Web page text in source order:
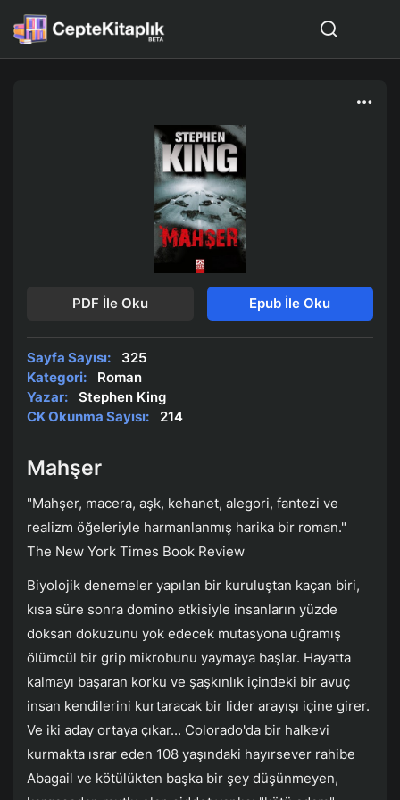
PDF İle Oku Epub İle Oku
Sayfa Sayısı:
325
Kategori:
Roman
Yazar:
Stephen King
CK Okunma Sayısı:
214
Mahşer
"Mahşer, macera, aşk, kehanet, alegori, fantezi ve
realizm öğeleriyle harmanlanmış harika bir roman."
The New York Times Book Review
Biyolojik denemeler yapılan bir kuruluştan kaçan biri,
kısa süre sonra domino etkisiyle insanların yüzde
doksan dokuzunu yok edecek mutasyona uğramış
ölümcül bir grip mikrobunu yaymaya başlar. Hayatta
kalmayı başaran korku ve şaşkınlık içindeki bir avuç
insan kendilerini kurtaracak bir lider arayışı içine girer.
Ve iki aday ortaya çıkar... Colorado'da bir halkevi
kurmakta ısrar eden 108 yaşındaki hayırsever rahibe
Abagail ve kötülükten başka bir şey düşünmeyen,